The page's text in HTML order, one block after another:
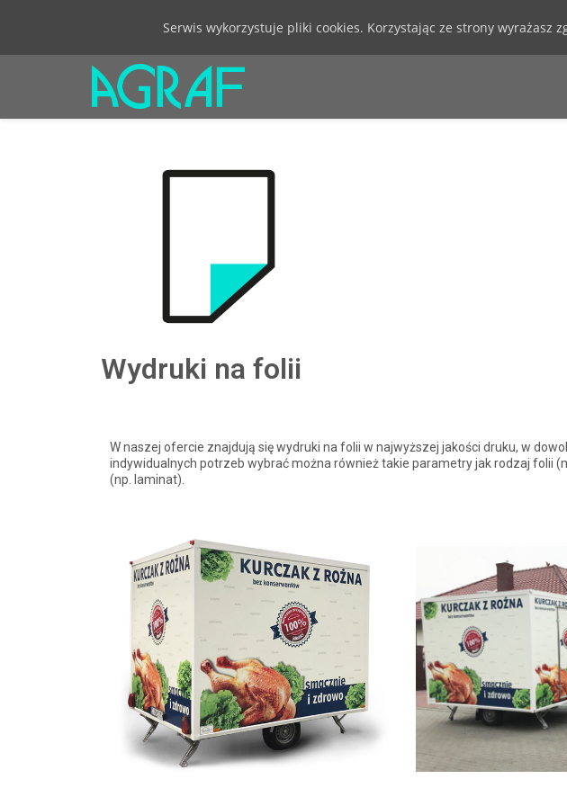
Wydruki na folii
W naszej ofercie znajdują się wydruki na folii w najwyższej jakości druku, w
indywidualnych potrzeb wybrać można również takie parametry jak rodzaj folii
(np. laminat).
Serwis wykorzystuje pliki cookies. Korzystając ze strony wyrażasz